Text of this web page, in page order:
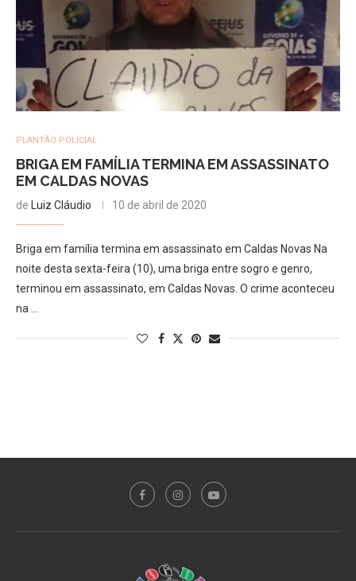
PLANTÃO POLICIAL
BRIGA EM FAMÍLIA TERMINA EM ASSASSINATO
EM CALDAS NOVAS
de Luiz Cláudio 10 de abril de 2020
Briga em família termina em assassinato em Caldas Novas Na
noite desta sexta-feira (10), uma briga entre sogro e genro,
terminou em assassinato, em Caldas Novas. O crime aconteceu
na …